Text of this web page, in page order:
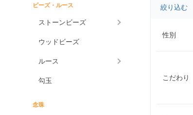
ビーズ・ルース
ストーンビーズ
ウッドビーズ
ルース
勾玉
念珠
絞り込む
性別
こだわり